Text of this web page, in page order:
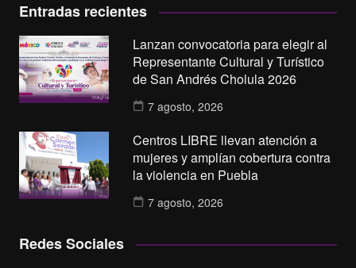
Entradas recientes
Lanzan convocatoria para elegir al
Representante Cultural y Turístico
de San Andrés Cholula 2026
7 agosto, 2026
Centros LIBRE llevan atención a
mujeres y amplían cobertura contra
la violencia en Puebla
7 agosto, 2026
Redes Sociales